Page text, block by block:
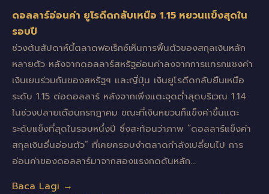
ดอลลาร์อ่อนค่า ยูโรดีดกลับเหนือ 1.15 หยวนแข็งสุดใน
รอบปี
ช่วงต้นสัปดาห์นี้ตลาดฟอเร็กซ์เห็นการฟื้นตัวของสกุลเงินหลัก
หลายตัว หลังจากดอลลาร์สหรัฐอ่อนค่าลงจากการแทรกแซงค่า
เงินเยนร่วมกันของสหรัฐฯ และญี่ปุ่น เงินยูโรดีดกลับยืนเหนือ
ระดับ 1.15 ต่อดอลลาร์ หลังจากเพิ่งแตะจุดต่ำสุดบริเวณ 1.14
ในช่วงปลายเดือนกรกฎาคม ขณะที่เงินหยวนก็แข็งค่าขึ้นแตะ
ระดับแข็งที่สุดในรอบหนึ่งปี ซึ่งสะท้อนว่าภาพ “ดอลลาร์แข็งค่า
สกุลเงินอื่นอ่อนตัว” ที่เคยครอบงำตลาดกำลังเปลี่ยนไป การ
อ่อนค่าของดอลลาร์มาจากสองแรงกดดันหลัก…
Baca Lagi →